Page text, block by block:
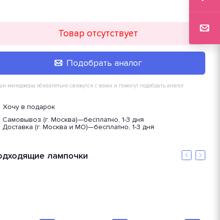
Товар отсутствует
Подобрать аналог
менеджеры обязательно свяжутся с вами и помогут подобрать аналог
Хочу в подарок
Самовывоз (г. Москва)—бесплатно, 1-3 дня
Доставка (г. Москва и МО)—бесплатно, 1-3 дня
лампочки